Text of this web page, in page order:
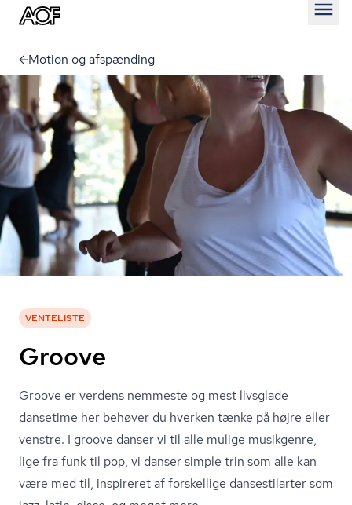
Motion og afspænding
VENTELISTE
Groove
Groove er verdens nemmeste og mest livsglade
dansetime her behøver du hverken tænke på højre eller
venstre. I groove danser vi til alle mulige musikgenre,
lige fra funk til pop, vi danser simple trin som alle kan
være med til, inspireret af forskellige dansestilarter som